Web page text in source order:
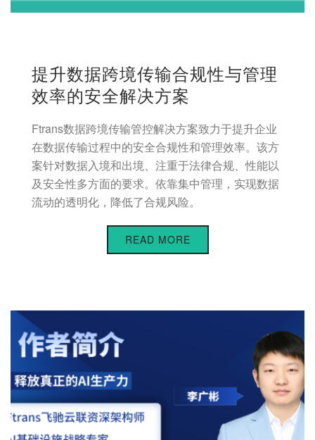
提升数据跨境传输合规性与管理
效率的安全解决方案
Ftrans数据跨境传输管控解决方案致力于提升企业
在数据传输过程中的安全合规性和管理效率。该方
案针对数据入境和出境、注重于法律合规、性能以
及安全性多方面的要求。依靠集中管理，实现数据
流动的透明化，降低了合规风险。
READ MORE